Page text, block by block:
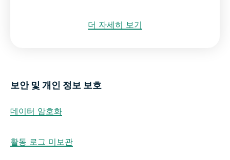
더 자세히 보기
보안 및 개인 정보 보호
데이터 암호화
활동 로그 미보관